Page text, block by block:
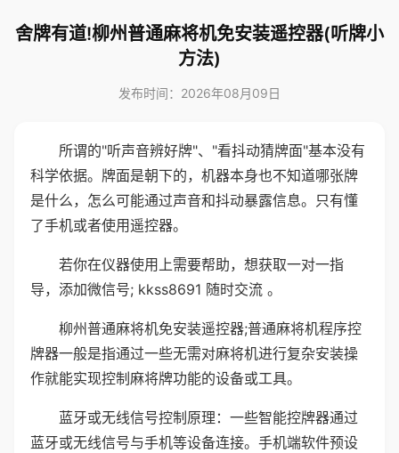
舍牌有道!柳州普通麻将机免安装遥控器(听牌小
方法)
发布时间：2026年08月09日
所谓的"听声音辨好牌"、"看抖动猜牌面"基本没有
科学依据。牌面是朝下的，机器本身也不知道哪张牌
是什么，怎么可能通过声音和抖动暴露信息。只有懂
了手机或者使用遥控器。
若你在仪器使用上需要帮助，想获取一对一指
导，添加微信号; kkss8691 随时交流 。
柳州普通麻将机免安装遥控器;普通麻将机程序控
牌器一般是指通过一些无需对麻将机进行复杂安装操
作就能实现控制麻将牌功能的设备或工具。
蓝牙或无线信号控制原理：一些智能控牌器通过
蓝牙或无线信号与手机等设备连接。手机端软件预设